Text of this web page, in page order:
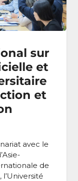
sur
et
et
avec le
de